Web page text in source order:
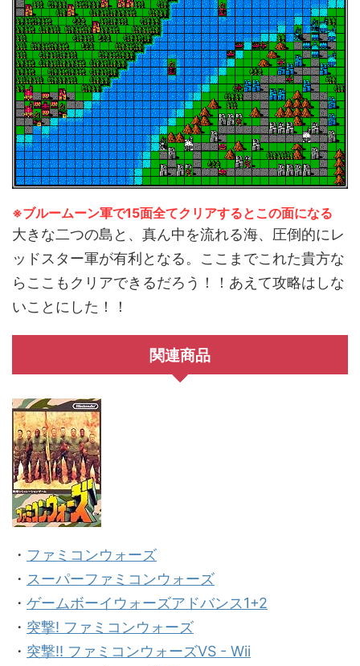
※ブルームーン軍で15面全てクリアするとこの面になる
大きな二つの島と、真ん中を流れる海、圧倒的にレ
ッドスター軍が有利となる。ここまでこれた貴方な
らここもクリアできるだろう！！あえて攻略はしな
いことにした！！
関連商品
・ ファミコンウォーズ
・ スーパーファミコンウォーズ
・ ゲームボーイウォーズアドバンス1+2
・ 突撃! ファミコンウォーズ
・ 突撃!! ファミコンウォーズVS - Wii